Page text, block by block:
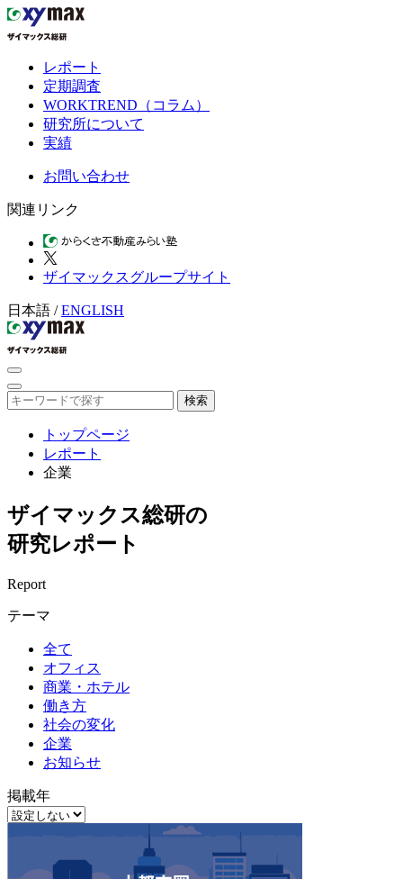
レポート
定期調査
WORKTREND（コラム）
研究所について
実績
お問い合わせ
関連リンク
ザイマックスグループサイト
日本語 /ENGLISH
検索
トップページ
レポート
企業
ザイマックス総研の
研究レポート
Report
テーマ
全て
オフィス
商業・ホテル
働き方
社会の変化
企業
お知らせ
掲載年